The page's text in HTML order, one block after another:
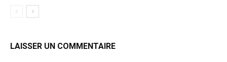
LAISSER UN COMMENTAIRE